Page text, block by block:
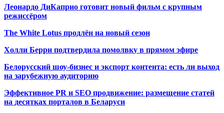
Леонардо ДиКаприо готовит новый фильм с крупным
режиссёром
The White Lotus продлён на новый сезон
Холли Берри подтвердила помолвку в прямом эфире
Белорусский шоу-бизнес и экспорт контента: есть ли выход
на зарубежную аудиторию
Эффективное PR и SEO продвижение: размещение статей
на десятках порталов в Беларуси